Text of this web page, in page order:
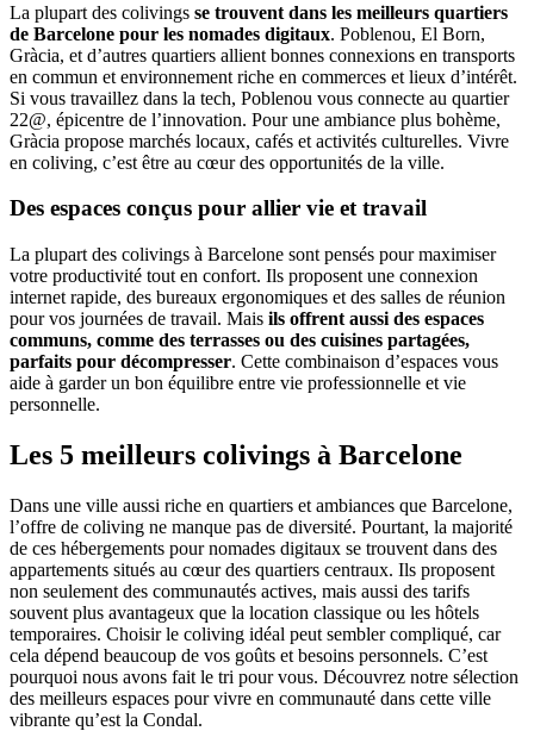
La plupart des colivings se trouvent dans les meilleurs quartiers
de Barcelone pour les nomades digitaux. Poblenou, El Born,
Gràcia, et d’autres quartiers allient bonnes connexions en transports
en commun et environnement riche en commerces et lieux d’intérêt.
Si vous travaillez dans la tech, Poblenou vous connecte au quartier
22@, épicentre de l’innovation. Pour une ambiance plus bohème,
Gràcia propose marchés locaux, cafés et activités culturelles. Vivre
en coliving, c’est être au cœur des opportunités de la ville.
Des espaces conçus pour allier vie et travail
La plupart des colivings à Barcelone sont pensés pour maximiser
votre productivité tout en confort. Ils proposent une connexion
internet rapide, des bureaux ergonomiques et des salles de réunion
pour vos journées de travail. Mais ils offrent aussi des espaces
communs, comme des terrasses ou des cuisines partagées,
parfaits pour décompresser. Cette combinaison d’espaces vous
aide à garder un bon équilibre entre vie professionnelle et vie
personnelle.
Les 5 meilleurs colivings à Barcelone
Dans une ville aussi riche en quartiers et ambiances que Barcelone,
l’offre de coliving ne manque pas de diversité. Pourtant, la majorité
de ces hébergements pour nomades digitaux se trouvent dans des
appartements situés au cœur des quartiers centraux. Ils proposent
non seulement des communautés actives, mais aussi des tarifs
souvent plus avantageux que la location classique ou les hôtels
temporaires. Choisir le coliving idéal peut sembler compliqué, car
cela dépend beaucoup de vos goûts et besoins personnels. C’est
pourquoi nous avons fait le tri pour vous. Découvrez notre sélection
des meilleurs espaces pour vivre en communauté dans cette ville
vibrante qu’est la Condal.